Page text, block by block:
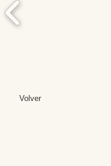
Volver